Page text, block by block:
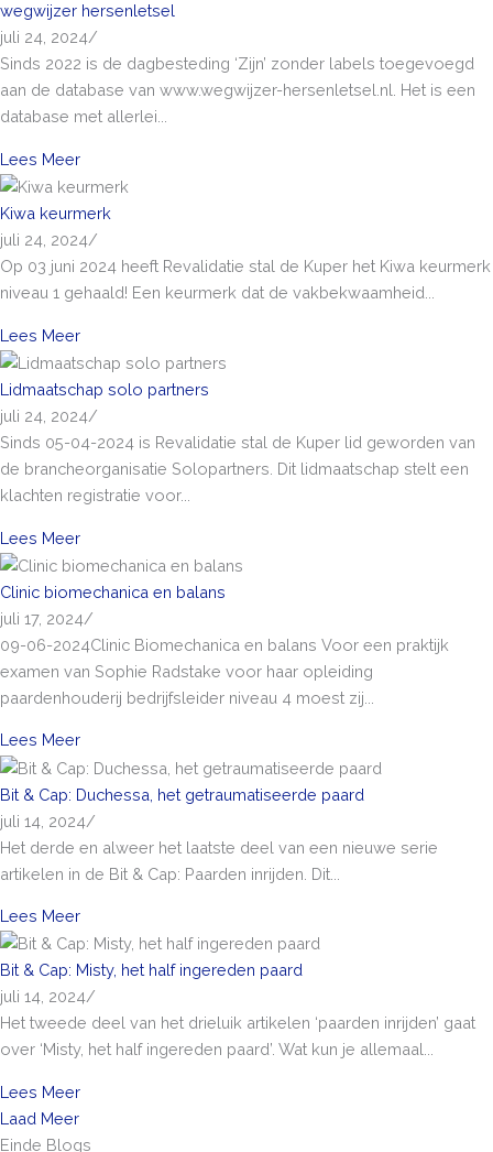
wegwijzer hersenletsel
juli 24, 2024/
Sinds 2022 is de dagbesteding ‘Zijn’ zonder labels toegevoegd
aan de database van www.wegwijzer-hersenletsel.nl. Het is een
database met allerlei...
Lees Meer
Kiwa keurmerk
juli 24, 2024/
Op 03 juni 2024 heeft Revalidatie stal de Kuper het Kiwa keurmerk
niveau 1 gehaald! Een keurmerk dat de vakbekwaamheid...
Lees Meer
Lidmaatschap solo partners
juli 24, 2024/
Sinds 05-04-2024 is Revalidatie stal de Kuper lid geworden van
de brancheorganisatie Solopartners. Dit lidmaatschap stelt een
klachten registratie voor...
Lees Meer
Clinic biomechanica en balans
juli 17, 2024/
09-06-2024Clinic Biomechanica en balans Voor een praktijk
examen van Sophie Radstake voor haar opleiding
paardenhouderij bedrijfsleider niveau 4 moest zij...
Lees Meer
Bit & Cap: Duchessa, het getraumatiseerde paard
juli 14, 2024/
Het derde en alweer het laatste deel van een nieuwe serie
artikelen in de Bit & Cap: Paarden inrijden. Dit...
Lees Meer
Bit & Cap: Misty, het half ingereden paard
juli 14, 2024/
Het tweede deel van het drieluik artikelen ‘paarden inrijden’ gaat
over ‘Misty, het half ingereden paard’. Wat kun je allemaal...
Lees Meer
Laad Meer
Einde Blogs